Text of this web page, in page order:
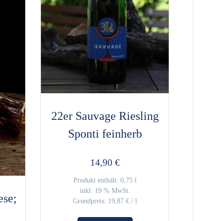
22er Sauvage Riesling
Sponti feinherb
14,90 €
Produkt enthält: 0,75 l
inkl. 19 % MwSt.
Grundpreis: 19,87 €/ l